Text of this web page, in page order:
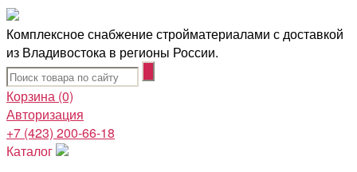
Комплексное снабжение стройматериалами с доставкой
из Владивостока в регионы России.
Корзина (0)
Авторизация
+7 (423) 200-66-18
Каталог